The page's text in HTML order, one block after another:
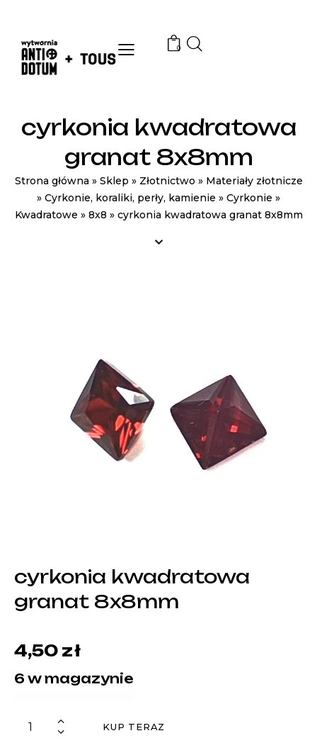
0
cyrkonia kwadratowa
granat 8x8mm
Strona główna » Sklep » Złotnictwo » Materiały złotnicze
» Cyrkonie, koraliki, perły, kamienie » Cyrkonie »
Kwadratowe » 8x8 » cyrkonia kwadratowa granat 8x8mm
cyrkonia kwadratowa
granat 8x8mm
4,50 zł
6 w magazynie
KUP TERAZ